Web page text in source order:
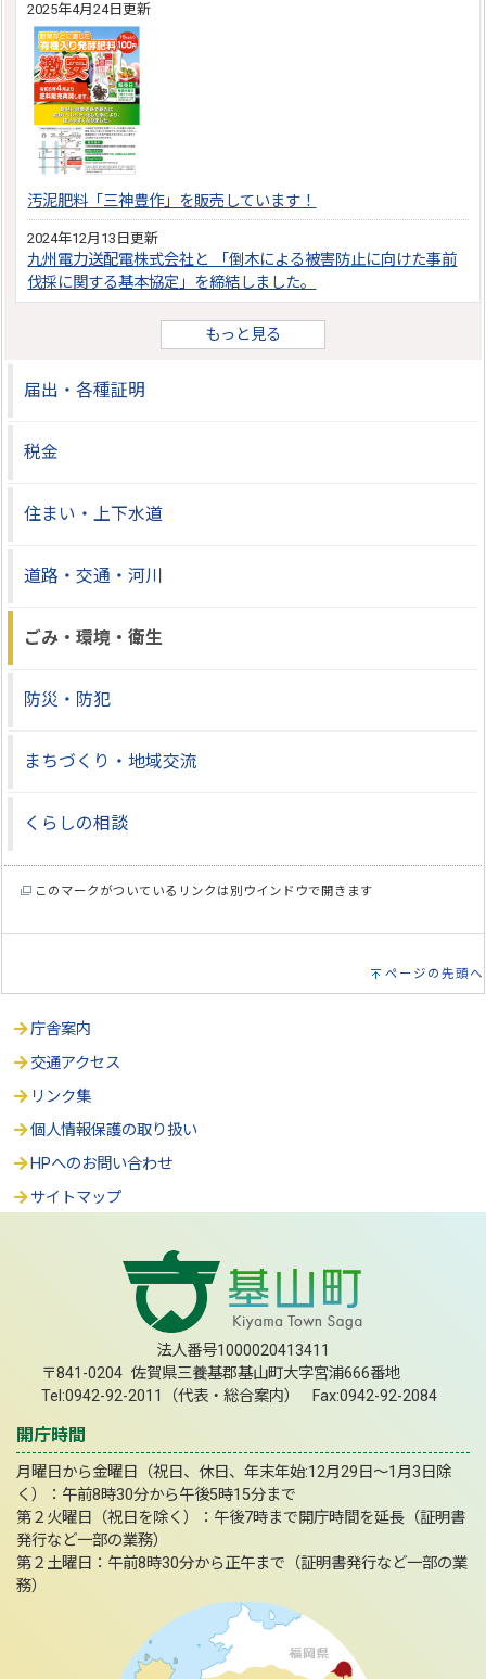
2025年4月24日更新
汚泥肥料「三神豊作」を販売しています！
2024年12月13日更新
九州電力送配電株式会社と 「倒木による被害防止に向けた事前
伐採に関する基本協定」を締結しました。
もっと見る
届出・各種証明
税金
住まい・上下水道
道路・交通・河川
ごみ・環境・衛生
防災・防犯
まちづくり・地域交流
くらしの相談
このマークがついているリンクは別ウインドウで開きます
ページの先頭へ
庁舎案内
交通アクセス
リンク集
個人情報保護の取り扱い
HPへのお問い合わせ
サイトマップ
法人番号1000020413411
〒841-0204 佐賀県三養基郡基山町大字宮浦666番地
Tel:0942-92-2011（代表・総合案内） Fax:0942-92-2084
開庁時間
月曜日から金曜日（祝日、休日、年末年始:12月29日～1月3日除
く）：午前8時30分から午後5時15分まで
第２火曜日（祝日を除く）：午後7時まで開庁時間を延長（証明書
発行など一部の業務）
第２土曜日：午前8時30分から正午まで（証明書発行など一部の業
務）